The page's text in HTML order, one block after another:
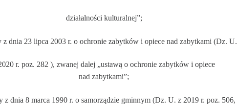
działalności kulturalnej”;
z dnia 23 lipca 2003 r. o ochronie zabytków i opiece nad zabytkami (Dz. U.
r. poz. 282), zwanej dalej „ustawą o ochronie zabytków iopiece
nad zabytkami”;
z dnia 8 marca 1990 r. o samorządzie gminnym (Dz. U. z 2019 r. poz. 506,